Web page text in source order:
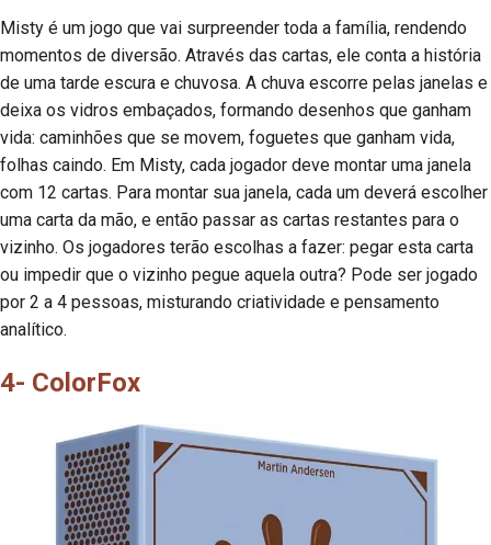
Misty é um jogo que vai surpreender toda a família, rendendo
momentos de diversão. Através das cartas, ele conta a história
de uma tarde escura e chuvosa. A chuva escorre pelas janelas e
deixa os vidros embaçados, formando desenhos que ganham
vida: caminhões que se movem, foguetes que ganham vida,
folhas caindo. Em Misty, cada jogador deve montar uma janela
com 12 cartas. Para montar sua janela, cada um deverá escolher
uma carta da mão, e então passar as cartas restantes para o
vizinho. Os jogadores terão escolhas a fazer: pegar esta carta
ou impedir que o vizinho pegue aquela outra? Pode ser jogado
por 2 a 4 pessoas, misturando criatividade e pensamento
analítico.
4- ColorFox